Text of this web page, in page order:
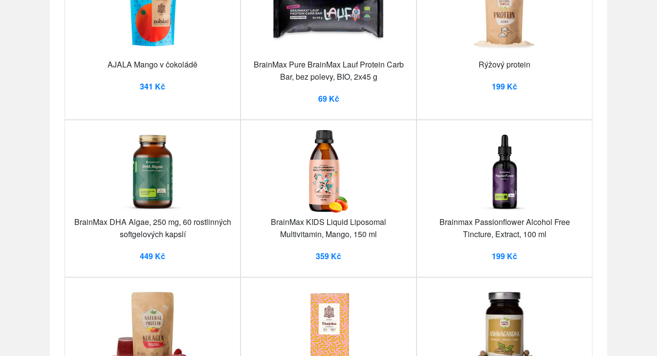
AJALA Mango v čokoládě
341 Kč
BrainMax Pure BrainMax Lauf Protein Carb
Bar, bez polevy, BIO, 2x45 g
69 Kč
Rýžový protein
199 Kč
BrainMax DHA Algae, 250 mg, 60 rostlinných
softgelových kapslí
449 Kč
BrainMax KIDS Liquid Liposomal
Multivitamin, Mango, 150 ml
359 Kč
Brainmax Passionflower Alcohol Free
Tincture, Extract, 100 ml
199 Kč